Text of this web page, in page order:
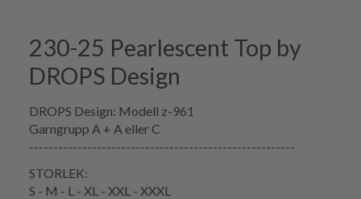
230-25 Pearlescent Top by
DROPS Design
DROPS Design: Modell z-961
Garngrupp A + A eller C
-------------------------------------------------------
STORLEK:
S - M - L - XL - XXL - XXXL